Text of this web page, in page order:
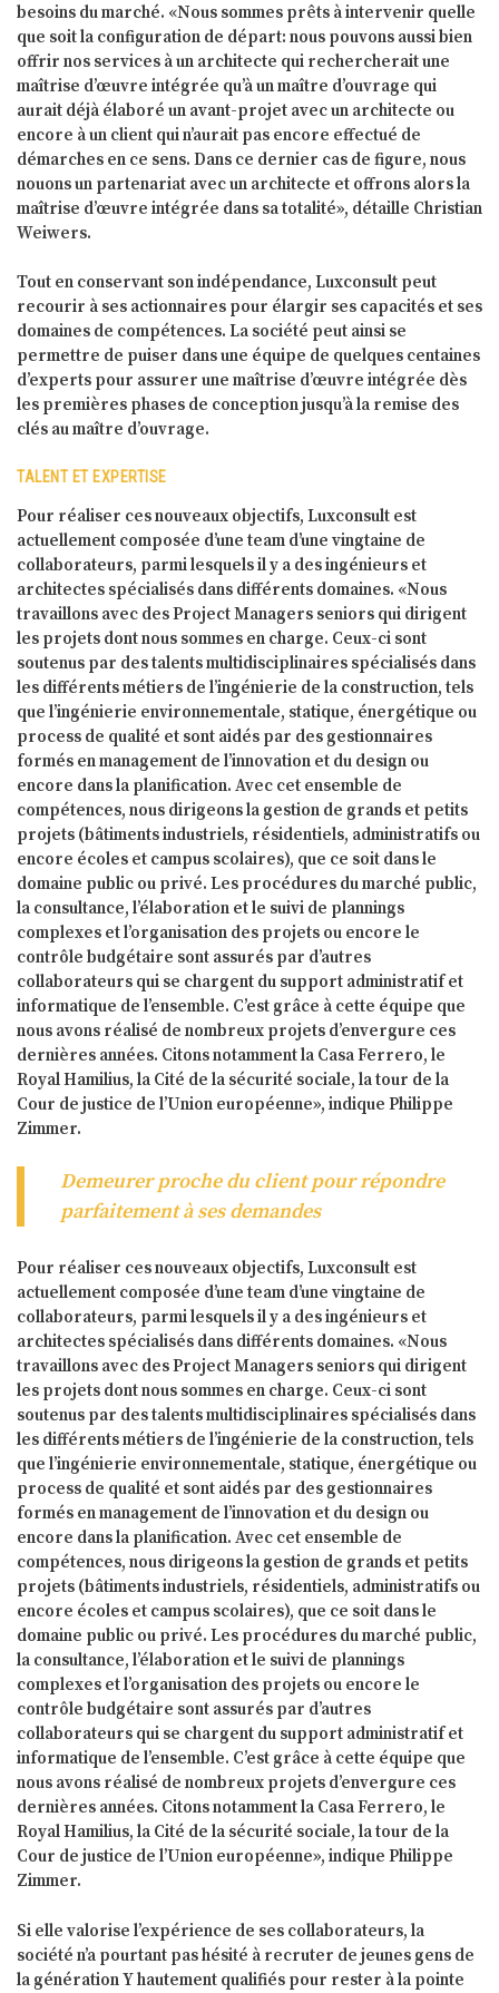
besoins du marché. «Nous sommes prêts à intervenir quelle
que soit la configuration de départ: nous pouvons aussi bien
offrir nos services à un architecte qui rechercherait une
maîtrise d’œuvre intégrée qu’à un maître d’ouvrage qui
aurait déjà élaboré un avant-projet avec un architecte ou
encore à un client qui n’aurait pas encore effectué de
démarches en ce sens. Dans ce dernier cas de figure, nous
nouons un partenariat avec un architecte et offrons alors la
maîtrise d’œuvre intégrée dans sa totalité», détaille Christian
Weiwers.
Tout en conservant son indépendance, Luxconsult peut
recourir à ses actionnaires pour élargir ses capacités et ses
domaines de compétences. La société peut ainsi se
permettre de puiser dans une équipe de quelques centaines
d’experts pour assurer une maîtrise d’œuvre intégrée dès
les premières phases de conception jusqu’à la remise des
clés au maître d’ouvrage.
TALENT ET EXPERTISE
Pour réaliser ces nouveaux objectifs, Luxconsult est
actuellement composée d’une team d’une vingtaine de
collaborateurs, parmi lesquels il y a des ingénieurs et
architectes spécialisés dans différents domaines. «Nous
travaillons avec des Project Managers seniors qui dirigent
les projets dont nous sommes en charge. Ceux-ci sont
soutenus par des talents multidisciplinaires spécialisés dans
les différents métiers de l’ingénierie de la construction, tels
que l’ingénierie environnementale, statique, énergétique ou
process de qualité et sont aidés par des gestionnaires
formés en management de l’innovation et du design ou
encore dans la planification. Avec cet ensemble de
compétences, nous dirigeons la gestion de grands et petits
projets (bâtiments industriels, résidentiels, administratifs ou
encore écoles et campus scolaires), que ce soit dans le
domaine public ou privé. Les procédures du marché public,
la consultance, l’élaboration et le suivi de plannings
complexes et l’organisation des projets ou encore le
contrôle budgétaire sont assurés par d’autres
collaborateurs qui se chargent du support administratif et
informatique de l’ensemble. C’est grâce à cette équipe que
nous avons réalisé de nombreux projets d’envergure ces
dernières années. Citons notamment la Casa Ferrero, le
Royal Hamilius, la Cité de la sécurité sociale, la tour de la
Cour de justice de l’Union européenne», indique Philippe
Zimmer.
Demeurer proche du client pour répondre
parfaitement à ses demandes
Pour réaliser ces nouveaux objectifs, Luxconsult est
actuellement composée d’une team d’une vingtaine de
collaborateurs, parmi lesquels il y a des ingénieurs et
architectes spécialisés dans différents domaines. «Nous
travaillons avec des Project Managers seniors qui dirigent
les projets dont nous sommes en charge. Ceux-ci sont
soutenus par des talents multidisciplinaires spécialisés dans
les différents métiers de l’ingénierie de la construction, tels
que l’ingénierie environnementale, statique, énergétique ou
process de qualité et sont aidés par des gestionnaires
formés en management de l’innovation et du design ou
encore dans la planification. Avec cet ensemble de
compétences, nous dirigeons la gestion de grands et petits
projets (bâtiments industriels, résidentiels, administratifs ou
encore écoles et campus scolaires), que ce soit dans le
domaine public ou privé. Les procédures du marché public,
la consultance, l’élaboration et le suivi de plannings
complexes et l’organisation des projets ou encore le
contrôle budgétaire sont assurés par d’autres
collaborateurs qui se chargent du support administratif et
informatique de l’ensemble. C’est grâce à cette équipe que
nous avons réalisé de nombreux projets d’envergure ces
dernières années. Citons notamment la Casa Ferrero, le
Royal Hamilius, la Cité de la sécurité sociale, la tour de la
Cour de justice de l’Union européenne», indique Philippe
Zimmer.
Si elle valorise l’expérience de ses collaborateurs, la
société n’a pourtant pas hésité à recruter de jeunes gens de
la génération Y hautement qualifiés pour rester à la pointe